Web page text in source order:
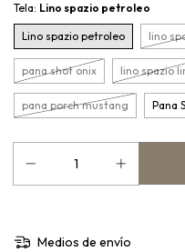
Tela: Lino spazio petroleo
Lino spazio petroleo lino
pana shot onix lino spazio
pana porch mustang Pana
Medios de envío